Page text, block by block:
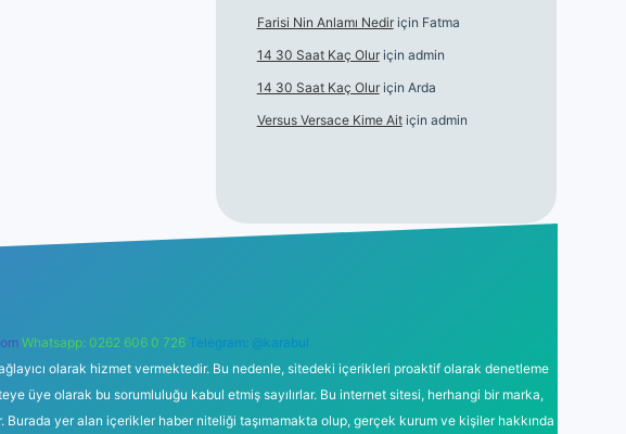
Farisi Nin Anlamı Nediriçin Fatma
14 30 Saat Kaç Oluriçin admin
14 30 Saat Kaç Oluriçin Arda
Versus Versace Kime Aitiçin admin
Whatsapp: 0262 606 0 726 Telegram: @karabul
olarak hizmet vermektedir. Bu nedenle, sitedeki içerikleri proaktif olarak denetleme
üye olarak bu sorumluluğu kabul etmiş sayılırlar. Bu internet sitesi, herhangi bir marka,
Burada yer alan içerikler haber niteliği taşımamakta olup, gerçek kurum ve kişiler hakkında